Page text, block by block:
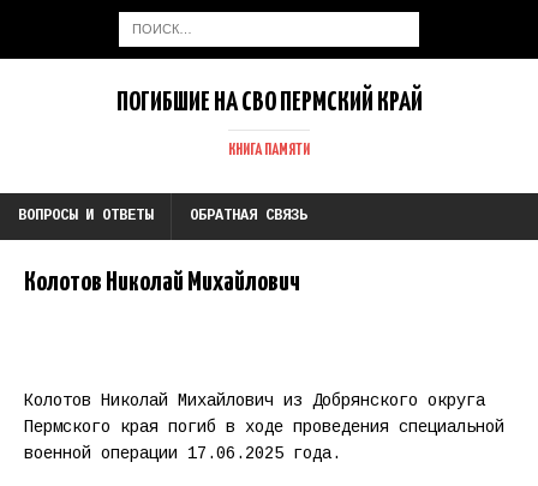
ПОГИБШИЕ НА СВО ПЕРМСКИЙ КРАЙ
КНИГА ПАМЯТИ
ВОПРОСЫ И ОТВЕТЫ ОБРАТНАЯ СВЯЗЬ
Колотов Николай Михайлович
Колотов Николай Михайлович из Добрянского округа
Пермского края погиб в ходе проведения специальной
военной операции 17.06.2025 года.